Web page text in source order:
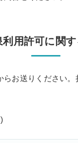
利用許可に関
らお送りください